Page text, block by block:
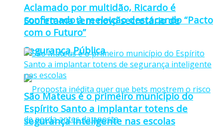
Sooretama tem novo secretário de
Segurança Pública
Aclamado por multidão, Ricardo é
confirmado à reeleição destacando “Pacto
com o Futuro”
São Mateus é o primeiro município do
Espírito Santo a implantar totens de
segurança inteligente nas escolas